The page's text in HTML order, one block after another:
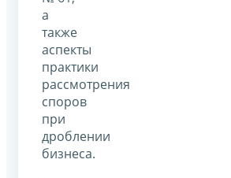
а
также
аспекты
практики
рассмотрения
споров
при
дроблении
бизнеса.